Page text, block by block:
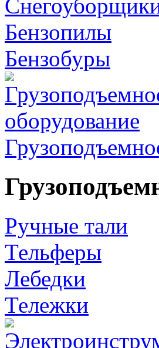
Бензопилы
Бензобуры
Ручные тали
Тельферы
Лебедки
Тележки